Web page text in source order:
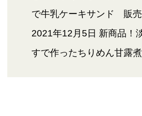
で牛乳ケーキサンド 販売
2021年12月5日 新商品！
すで作ったちりめん甘露煮